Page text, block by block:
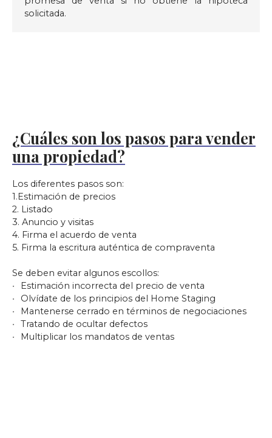
solicitada.
¿Cuáles son los pasos para vender
una propiedad?
Los diferentes pasos son:
1.Estimación de precios
2. Listado
3. Anuncio y visitas
4. Firma el acuerdo de venta
5. Firma la escritura auténtica de compraventa
Se deben evitar algunos escollos:
Estimación incorrecta del precio de venta
Olvídate de los principios del Home Staging
Mantenerse cerrado en términos de negociaciones
Tratando de ocultar defectos
Multiplicar los mandatos de ventas